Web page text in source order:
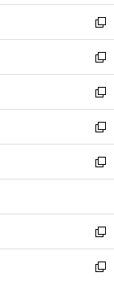
開
く
ウ
で
開
く
ン
ド
ウ
で
開
く
ウ
ィ
ン
ド
ウ
で
開
く
し
い
ウ
ィ
ン
ド
ウ
で
開
く
新
し
い
ウ
ィ
ン
ド
ウ
で
開
新
し
い
ウ
ィ
ン
ド
ウ
開
く
新
し
い
ウ
ィ
ン
ウ
で
開
く
新
し
い
ウ
ン
ド
ウ
で
新
し
ウ
ィ
ン
ド
新
し
い
新